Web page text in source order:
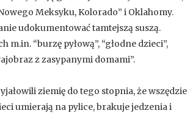
Meksyku, Kolorado” i Oklahomy.
udokumentować tamtejszą suszą.
“burzę pyłową”, “głodne dzieci”,
z zasypanymi domami”.
ziemię do tego stopnia, że wszędzie
umierają na pylice, brakuje jedzenia i